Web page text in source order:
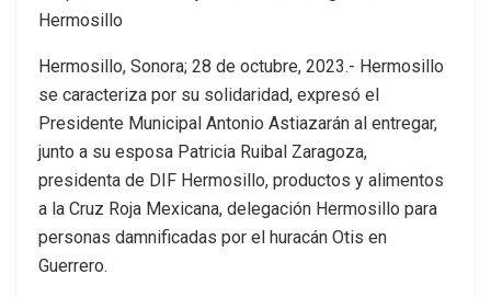
Hermosillo
Hermosillo, Sonora; 28 de octubre, 2023.- Hermosillo
se caracteriza por su solidaridad, expresó el
Presidente Municipal Antonio Astiazarán al entregar,
junto a su esposa Patricia Ruibal Zaragoza,
presidenta de DIF Hermosillo, productos y alimentos
a la Cruz Roja Mexicana, delegación Hermosillo para
personas damnificadas por el huracán Otis en
Guerrero.